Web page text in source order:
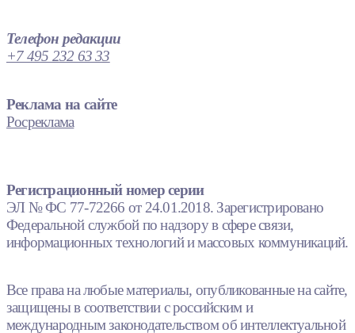
Телефон редакции
+7 495 232 63 33
Реклама на сайте
Росреклама
Регистрационный номер серии
ЭЛ № ФС 77-72266 от 24.01.2018. Зарегистрировано
Федеральной службой по надзору в сфере связи,
информационных технологий и массовых коммуникаций.
Все права на любые материалы, опубликованные на сайте,
защищены в соответствии с российским и
международным законодательством об интеллектуальной